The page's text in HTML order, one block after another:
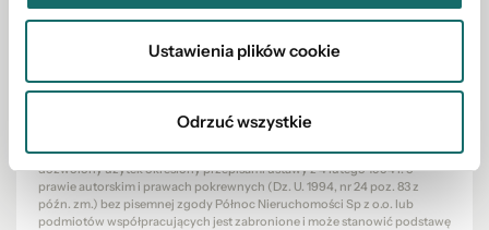
Ustawienia plików cookie
Odrzuć wszystkie
Cywilnego, lecz ma charakter informacyjny.
i stanowią wyłącznie materiał pomocniczy, ułatwiający zorientowanie się
Nieruchomości Sp z o.o. lub podmiotu współpracującego. Wszelkie
prawa zastrzeżone. Kopiowanie, rozpowszechnianie oraz korzystanie z
niniejszych materiałów w jakikolwiek inny sposób wykraczający poza
dozwolony użytek określony przepisami ustawy z 4 lutego 1994 r. o
prawie autorskim i prawach pokrewnych (Dz. U. 1994, nr 24 poz. 83 z
późn. zm.) bez pisemnej zgody Północ Nieruchomości Sp z o.o. lub
podmiotów współpracujących jest zabronione i może stanowić podstawę